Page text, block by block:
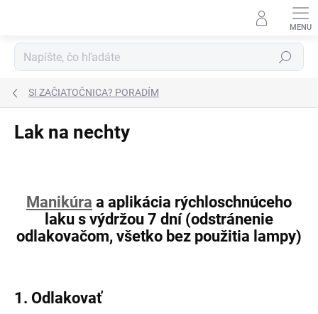
Hľadať
SI ZAČIATOČNICA? PORADÍM
Lak na nechty
Manikúra a aplikácia rýchloschnúceho
laku s výdržou 7 dní (odstránenie
odlakovačom, všetko bez použitia lampy)
1. Odlakovať